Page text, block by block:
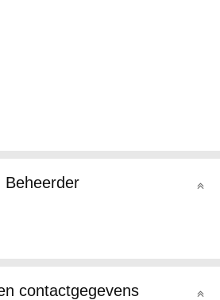
Beheerder
contactgegevens